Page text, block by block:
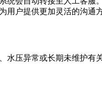
户提供更加灵活的沟通方
压异常或长期未维护有